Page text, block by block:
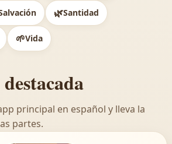
🌿Santidad
🌱Vida
principal en español y lleva la
partes.